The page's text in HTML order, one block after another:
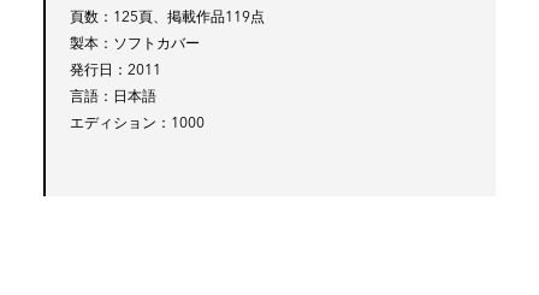
頁数
125頁、掲載作品119点
製本
ソフトカバー
発行日
2011
言語
日本語
エディション
1000